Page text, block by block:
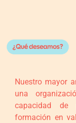
Nuestro mayor
una
capacidad de
formación en